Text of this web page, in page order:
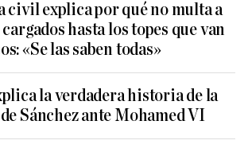
civil explica por qué no multa a
hasta los topes que van
«Se las saben todas»
la verdadera historia de la
Sánchez ante Mohamed VI